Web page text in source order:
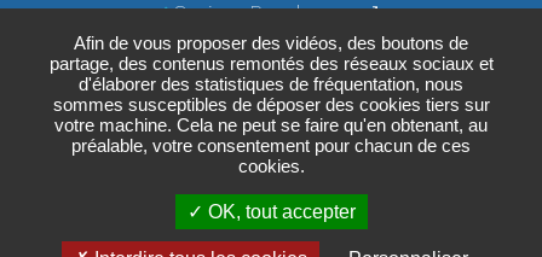
Afin de vous proposer des vidéos, des boutons de
partage, des contenus remontés des réseaux sociaux et
d'élaborer des statistiques de fréquentation, nous
sommes susceptibles de déposer des cookies tiers sur
votre machine. Cela ne peut se faire qu'en obtenant, au
préalable, votre consentement pour chacun de ces
cookies.
OK, tout accepter
Croissy-Beaubourg
Emerainville
Lognes
Noisiel
Pontault-Combault
Roissy-en-Brie
Vaires-sur-Marne